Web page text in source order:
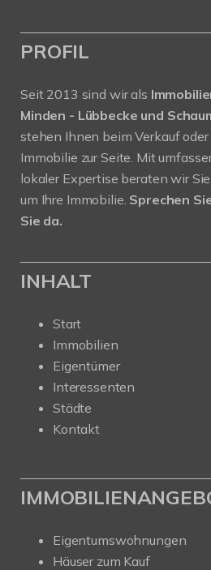
PROFIL
Seit 2013 sind wir als
Minden - Lübbecke und
stehen Ihnen beim Verkauf
Immobilie zur Seite. Mit
lokaler Expertise beraten wir
um Ihre Immobilie. Sprechen
Sie da.
INHALT
Start
Immobilien
Eigentümer
Interessenten
Städte
Kontakt
Eigentumswohnungen
Häuser zum Kauf